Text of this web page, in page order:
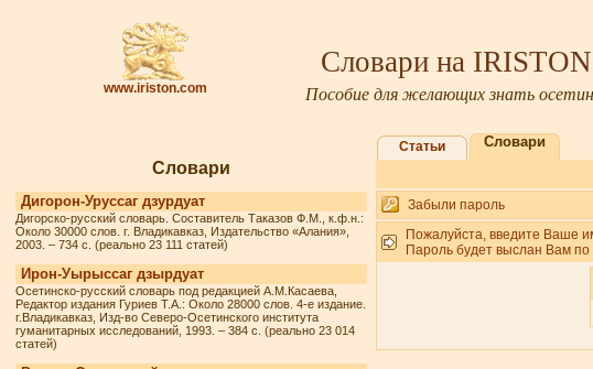
www.iriston.com
Словари на
Пособие для желающих знать
Словари
Дигорон-Уруссаг дзурдуат
Дигорско-русский словарь. Составитель Таказов Ф.М., к.ф.н.:
Около 30000 слов. г. Владикавказ, Издательство «Алания»,
2003. – 734 с. (реально 23 111 статей)
Ирон-Уырыссаг дзырдуат
Осетинско-русский словарь под редакцией А.М.Касаева,
Редактор издания Гуриев Т.А.: Около 28000 слов. 4-е издание.
г.Владикавказ, Изд-во Северо-Осетинского института
гуманитарных исследований, 1993. – 384 с. (реально 23 014
статей)
Статьи Словари
Забыли пароль
Пожалуйста, введите Ваше
Пароль будет выслан Вам по